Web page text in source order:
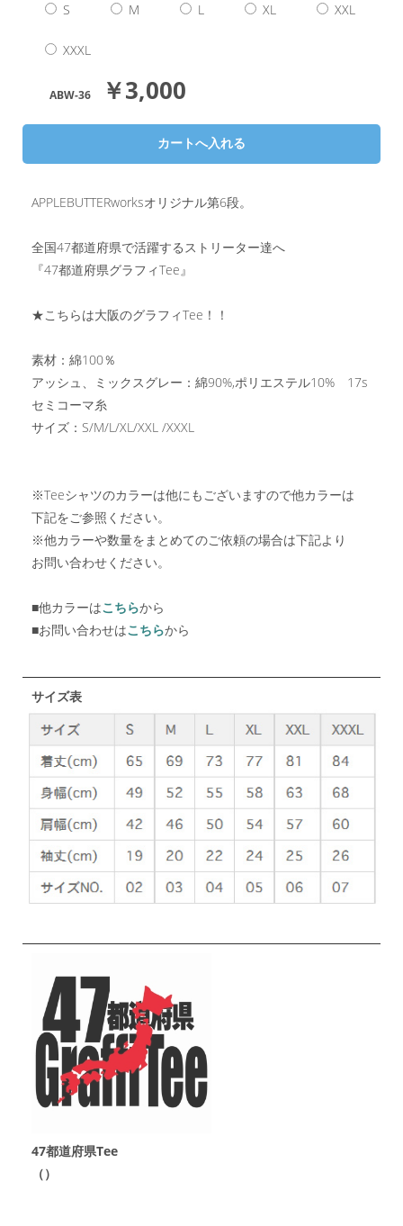
S M L XL XXL
XXXL
ABW-36 ￥3,000
APPLEBUTTERworksオリジナル第6段。
全国47都道府県で活躍するストリーター達へ
『47都道府県グラフィTee』
★こちらは大阪のグラフィTee！！
素材：綿100％
アッシュ、ミックスグレー：綿90%,ポリエステル10% 17s
セミコーマ糸
サイズ：S/M/L/XL/XXL /XXXL
※Teeシャツのカラーは他にもございますので他カラーは
下記をご参照ください。
※他カラーや数量をまとめてのご依頼の場合は下記より
お問い合わせください。
■他カラーはこちらから
■お問い合わせはこちらから
サイズ表
47都道府県Tee
（）